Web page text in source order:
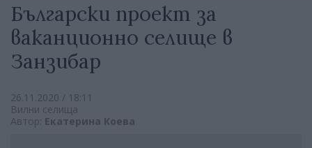
Български проект за
ваканционно селище в
Занзибар
26.11.2020 / 18:11
Вилни селища
Автор: Екатерина Коева